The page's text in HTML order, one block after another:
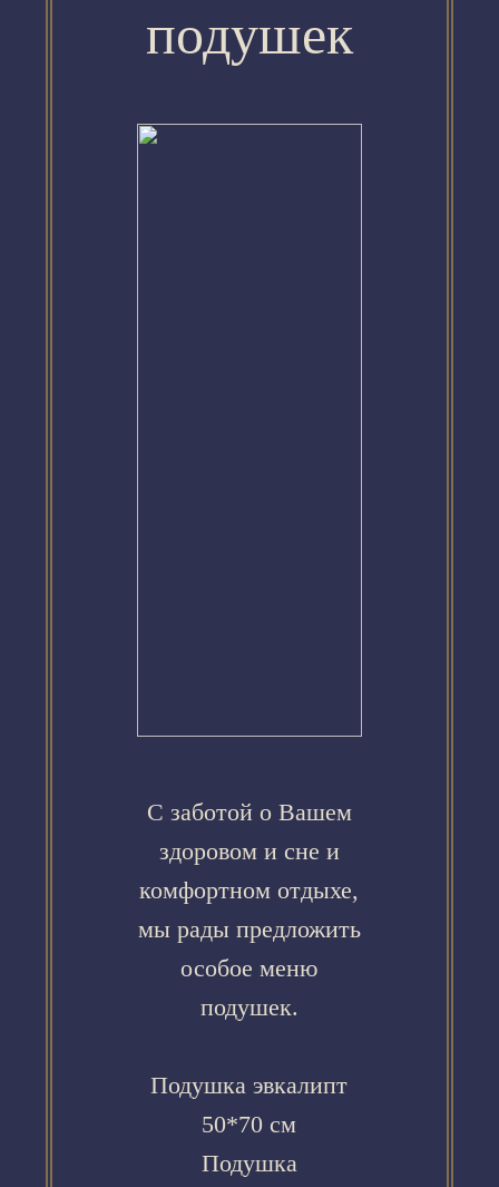
подушек
С заботой о Вашем
здоровом и сне и
комфортном отдыхе,
мы рады предложить
особое меню
подушек.
Подушка эвкалипт
50*70 см
Подушка